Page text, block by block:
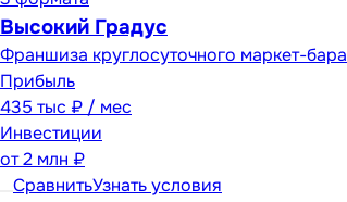
Высокий Градус
Франшиза круглосуточного маркет-бара
Прибыль
435 тыс ₽ / мес
Инвестиции
от2 млн ₽
СравнитьУзнать условия